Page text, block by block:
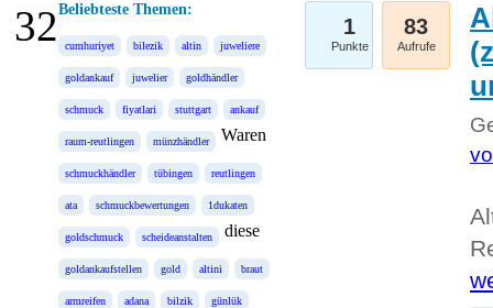
Beliebteste Themen:
cumhuriyet bilezik altin juweliere
goldankauf juwelier goldhändler
schmuck fiyatlari stuttgart ankauf
raum-reutlingen münzhändler
schmuckhändler tübingen reutlingen
ata schmuckbewertungen 1dukaten
goldschmuck scheideanstalten
goldankaufstellen gold altini braut
armreifen adana bilzik günlük
Waren
diese
1
Punkte
83
Aufrufe
32